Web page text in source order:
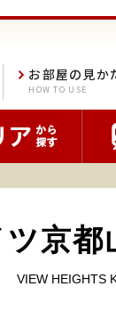
お部屋の見か
HOW TO USE
京都
VIEW HEIGHTS